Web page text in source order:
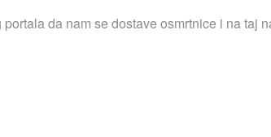
da nam se dostave osmrtnice i na taj